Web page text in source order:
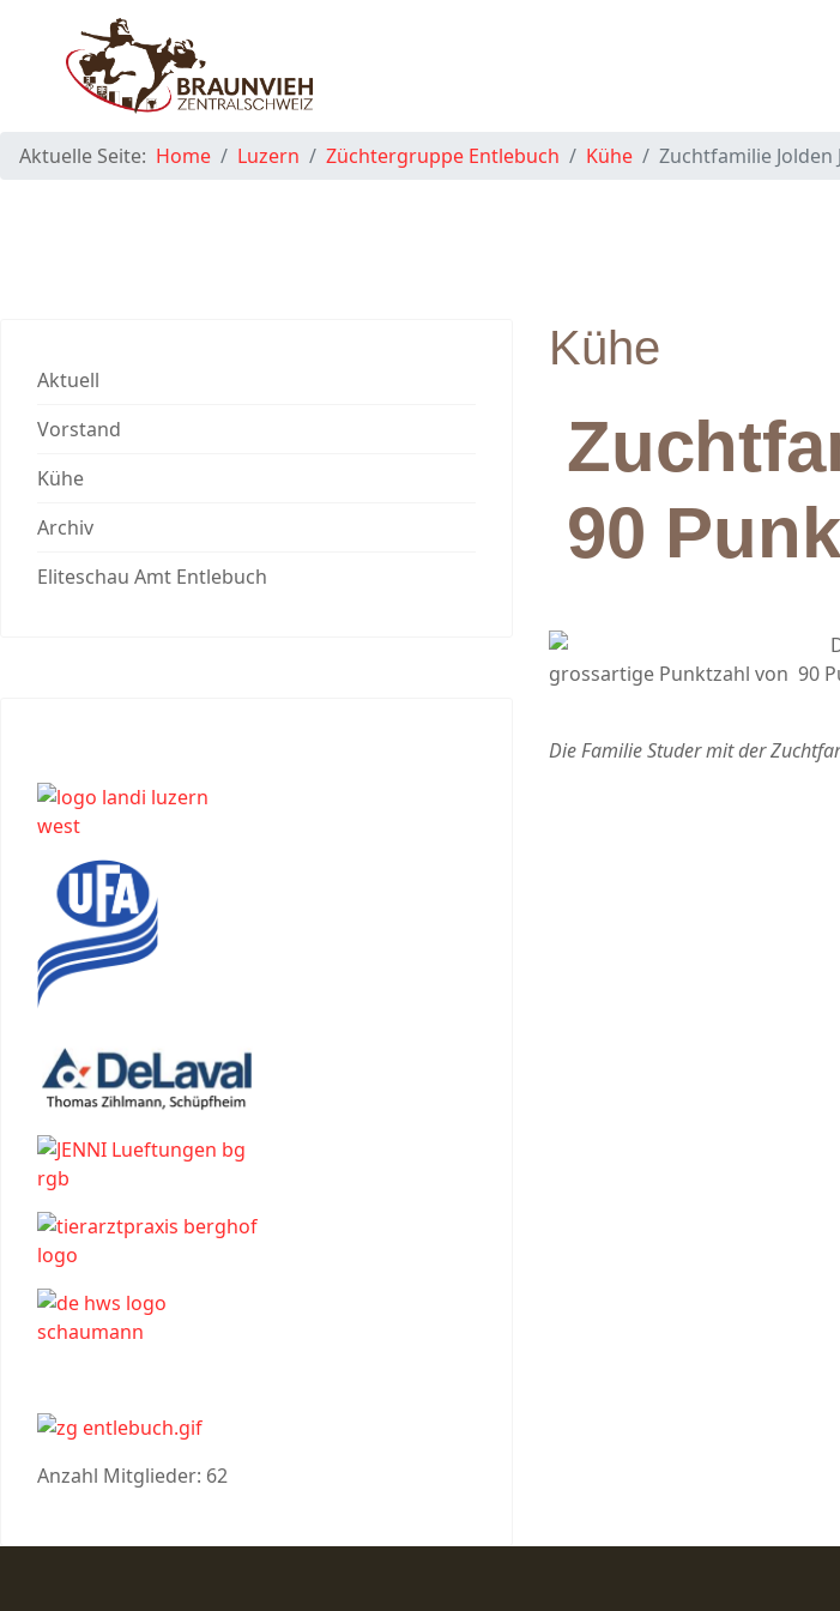
Aktuelle Seite: Home Luzern Züchtergruppe Entlebuch Kühe Zuchtfamilie Jolden
Aktuell
Vorstand
Kühe
Archiv
Eliteschau Amt Entlebuch
Anzahl Mitglieder: 62
Kühe
90
grossartige Punktzahl von 90
Die Familie Studer mit der